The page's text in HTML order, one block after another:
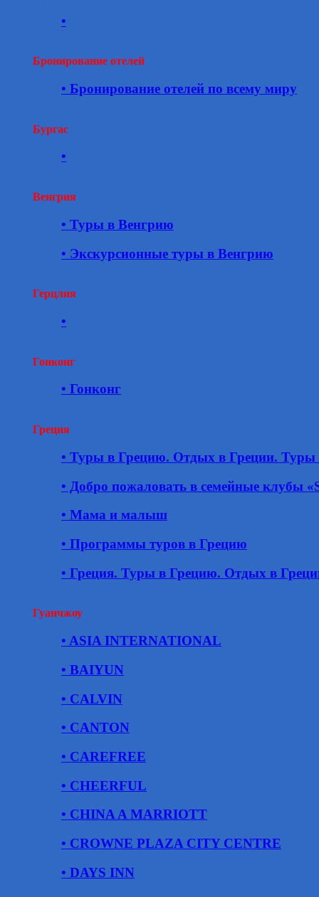
•
Бронирование отелей
• Бронирование отелей по всему миру
Бургас
•
Венгрия
• Туры в Венгрию
• Экскурсионные туры в Венгрию
Герцлия
•
Гонконг
• Гонконг
Греция
• Туры в Грецию. Отдых в Греции.
• Добро пожаловать в семейные клубы
• Мама и малыш
• Программы туров в Грецию
• Греция. Туры в Грецию. Отдых в
Гуанчжоу
• ASIA INTERNATIONAL
• BAIYUN
• CALVIN
• CANTON
• CAREFREE
• CHEERFUL
• CHINA A MARRIOTT
• CROWNE PLAZA CITY CENTRE
• DAYS INN